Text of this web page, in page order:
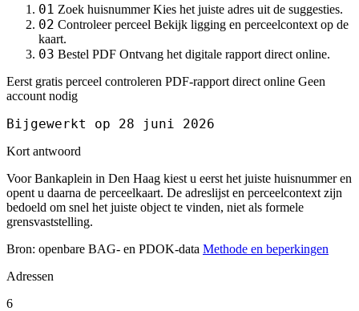
01 Zoek huisnummer Kies het juiste adres uit de suggesties.
02 Controleer perceel Bekijk ligging en perceelcontext op de
kaart.
03 Bestel PDF Ontvang het digitale rapport direct online.
Eerst gratis perceel controleren PDF-rapport direct online Geen
account nodig
Bijgewerkt op 28 juni 2026
Kort antwoord
Voor Bankaplein in Den Haag kiest u eerst het juiste huisnummer en
opent u daarna de perceelkaart. De adreslijst en perceelcontext zijn
bedoeld om snel het juiste object te vinden, niet als formele
grensvaststelling.
Bron: openbare BAG- en PDOK-data Methode en beperkingen
Adressen
6